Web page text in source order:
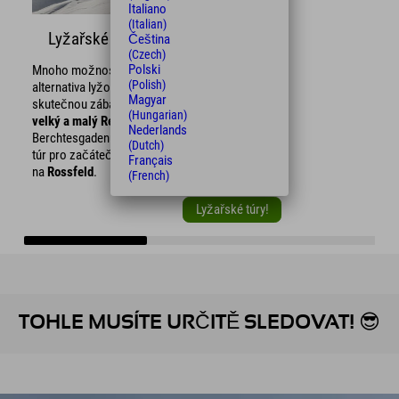
Lyžařské túry
Mnoho možností pro skialpinisty! Přírodní
alternativa lyžování je v Berchtesgadenu
skutečnou zábavou! Klasické lyžařské túry jsou
velký a malý Reibn(Reibn = okružní túra). V
Berchtesgadenu je samozřejmě také spousta
túr pro začátečníky, jako například značená túra
naRossfeld.
Lyžařské túry!
TOHLE MUSÍTE URČITĚ SLEDOVAT! 😎
Italiano
(Italian)
Čeština
(Czech)
Polski
(Polish)
Magyar
(Hungarian)
Nederlands
(Dutch)
Français
(French)